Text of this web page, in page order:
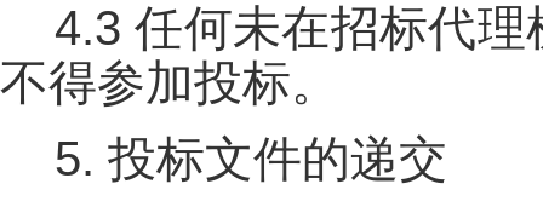
4.3 任何未在招标代
不得参加投标。
5. 投标文件的递交